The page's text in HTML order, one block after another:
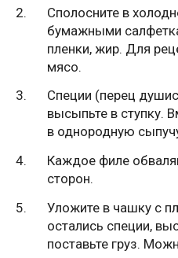
Сполосните в
бумажными
пленки, жир. Для
мясо.
Специи (перец
высыпьте в ступку.
в однородную
Каждое филе
сторон.
Уложите в чашку с
остались специи,
поставьте груз.